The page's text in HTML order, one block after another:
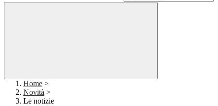
Home >
Novità >
Le notizie